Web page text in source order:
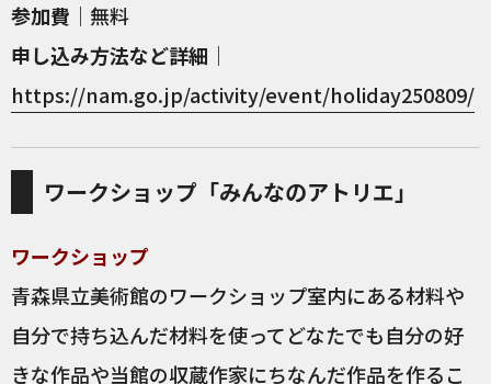
参加費 ｜無料
申し込み方法など詳細 ｜
https://nam.go.jp/activity/event/holiday250809/
ワークショップ「みんなのアトリエ」
ワークショップ
青森県立美術館のワークショップ室内にある材料や
自分で持ち込んだ材料を使ってどなたでも自分の好
きな作品や当館の収蔵作家にちなんだ作品を作るこ